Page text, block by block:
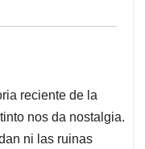
reciente de la
nos da nostalgia.
ni las ruinas